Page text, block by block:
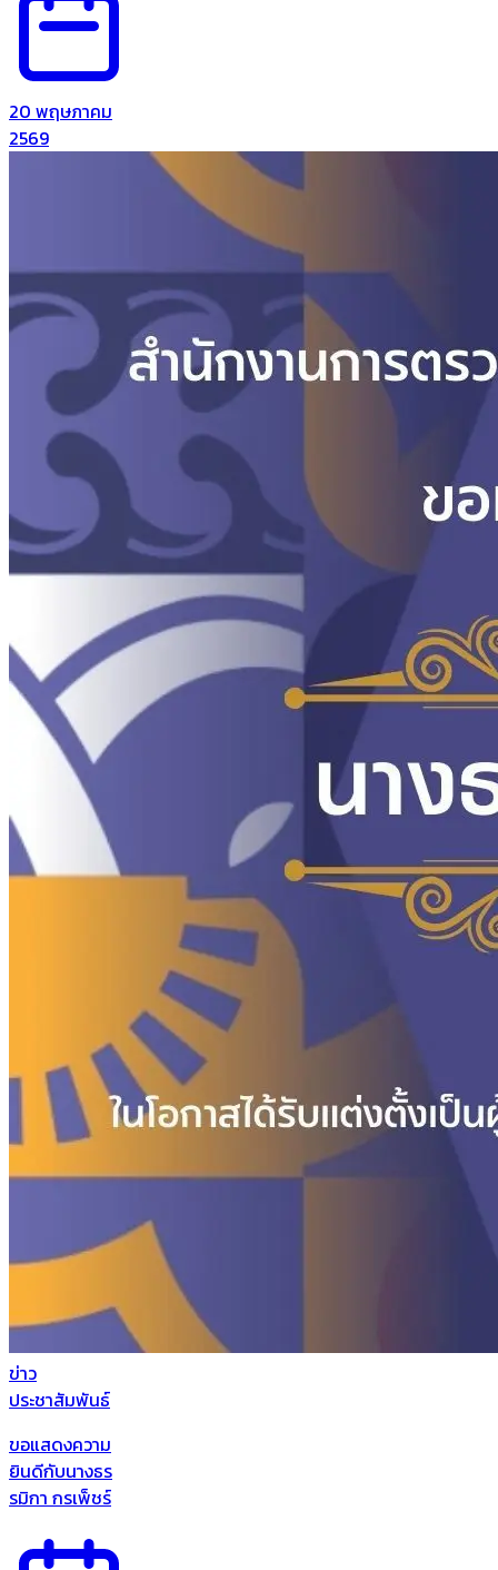
20 พฤษภาคม
2569
ข่าว
ประชาสัมพันธ์
ขอแสดงความ
ยินดีกับนางธร
รมิกา กรเพ็ชร์